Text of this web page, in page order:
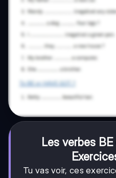
Les verbes
Tu vas voir, ces